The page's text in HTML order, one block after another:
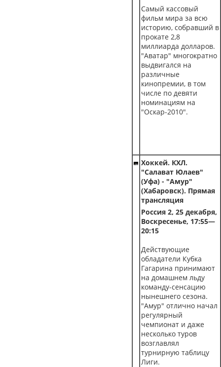
Самый кассовый
фильм мира за всю
историю, собравший в
прокате 2,8
миллиарда долларов.
"Аватар" многократно
выдвигался на
различные
кинопремии, в том
числе по девяти
номинациям на
"Оскар-2010".
Хоккей. КХЛ.
"Салават Юлаев"
(Уфа) - "Амур"
(Хабаровск). Прямая
трансляция
Россия 2, 25 декабря,
Воскресенье, 17:55—
20:15
Действующие
обладатели Кубка
Гагарина принимают
на домашнем льду
команду-сенсацию
нынешнего сезона.
"Амур" отлично начал
регулярный
чемпионат и даже
несколько туров
возглавлял
турнирную таблицу
Лиги.